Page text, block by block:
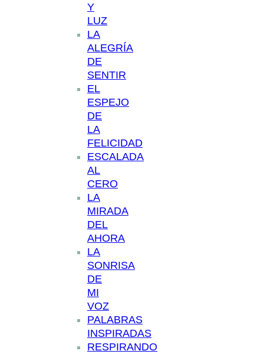
Y
LUZ
LA
ALEGRÍA
DE
SENTIR
EL
ESPEJO
DE
LA
FELICIDAD
ESCALADA
AL
CERO
LA
MIRADA
DEL
AHORA
LA
SONRISA
DE
MI
VOZ
PALABRAS
INSPIRADAS
RESPIRANDO